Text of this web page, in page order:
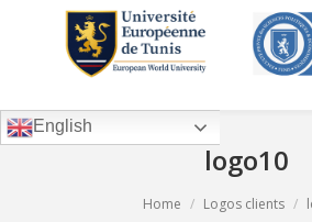
logo10
Home Logos clients
English